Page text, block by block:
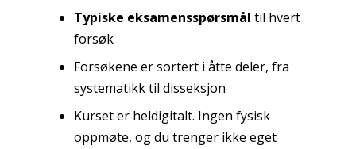
Typiske eksamensspørsmål til hvert
forsøk
Forsøkene er sortert i åtte deler, fra
systematikk til disseksjon
Kurset er heldigitalt. Ingen fysisk
oppmøte, og du trenger ikke eget